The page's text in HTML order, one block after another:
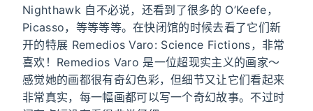
Nighthawk 自不必说，还看到了很多的 O’Keefe，
Picasso，等等等等。在快闭馆的时候去看了它们新
开的特展 Remedios Varo: Science Fictions，非常
喜欢！Remedios Varo 是一位超现实主义的画家～
感觉她的画都很有奇幻色彩，但细节又让它们看起来
非常真实，每一幅画都可以写一个奇幻故事。不过时